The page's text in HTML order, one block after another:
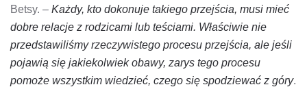
Betsy. – Każdy, kto dokonuje takiego przejścia, musi mieć
dobre relacje z rodzicami lub teściami. Właściwie nie
przedstawiliśmy rzeczywistego procesu przejścia, ale jeśli
pojawią się jakiekolwiek obawy, zarys tego procesu
pomoże wszystkim wiedzieć, czego się spodziewać z góry.